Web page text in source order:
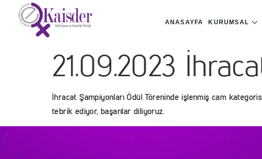
ANASAYFA KURUMSAL
21.09.2023
İhracat Şampiyonları Ödül Töreninde işlenmiş cam
tebrik ediyor, başarılar diliyoruz.